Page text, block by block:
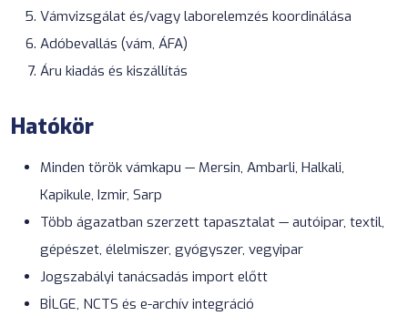
Vámvizsgálat és/vagy laborelemzés koordinálása
Adóbevallás (vám, ÁFA)
Áru kiadás és kiszállítás
Hatókör
Minden török vámkapu — Mersin, Ambarli, Halkali,
Kapikule, Izmir, Sarp
Több ágazatban szerzett tapasztalat — autóipar, textil,
gépészet, élelmiszer, gyógyszer, vegyipar
Jogszabályi tanácsadás import előtt
BİLGE, NCTS és e-archív integráció